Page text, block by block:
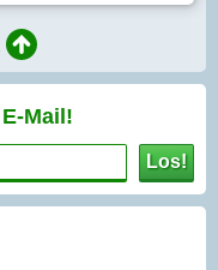
E-Mail!
Los!